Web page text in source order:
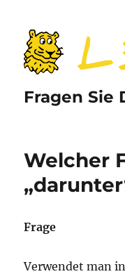
Fragen Sie
Welcher
Frage
Verwendet man